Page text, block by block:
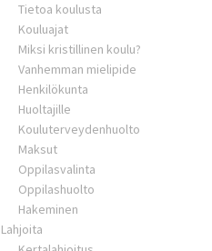
Tietoa koulusta
Kouluajat
Miksi kristillinen koulu?
Vanhemman mielipide
Henkilökunta
Huoltajille
Kouluterveydenhuolto
Maksut
Oppilasvalinta
Oppilashuolto
Hakeminen
Lahjoita